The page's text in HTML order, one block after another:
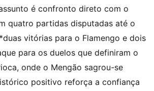
é confronto direto com o
quatro partidas disputadas até o
vitórias para o Flamengo e dois
para os duelos que definiram o
onde o Mengão sagrou-se
positivo reforça a confiança